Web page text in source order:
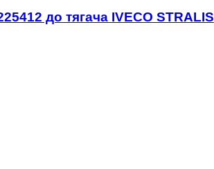
до тягача IVECO STRALIS